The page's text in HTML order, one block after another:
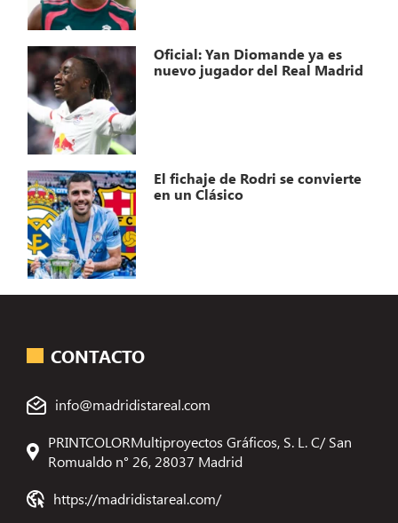
Oficial: Yan Diomande ya es
nuevo jugador del Real Madrid
El fichaje de Rodri se convierte
en un Clásico
CONTACTO
info@madridistareal.com
PRINTCOLORMultiproyectos Gráficos, S. L. C/ San
Romualdo n° 26, 28037 Madrid
https://madridistareal.com/